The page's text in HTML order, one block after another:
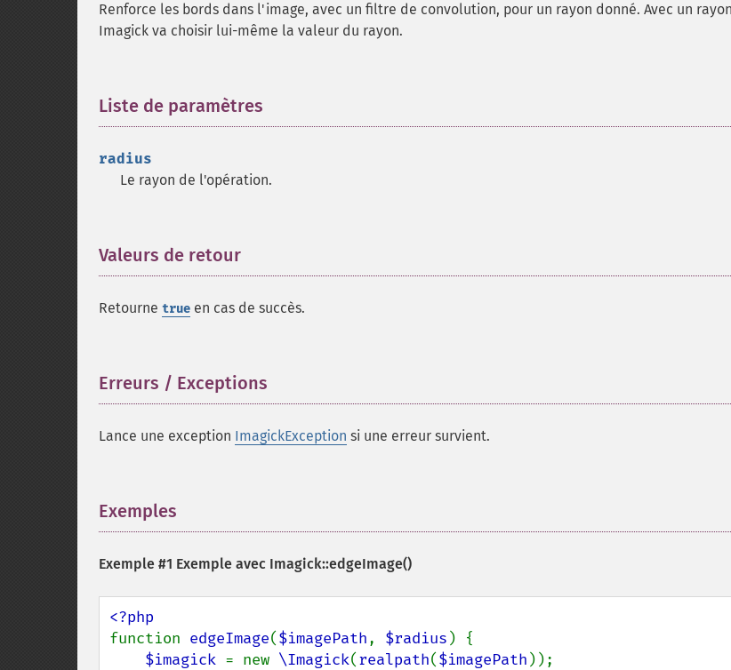
Renforce les bords dans l'image, avec un filtre de convolution, pour un rayon donné. Avec un
Imagick va choisir lui-même la valeur du rayon.
Liste de paramètres
radius
Le rayon de l'opération.
Valeurs de retour
Retourne true en cas de succès.
Erreurs / Exceptions
Lance une exception ImagickException si une erreur survient.
Exemples
Exemple #1 Exemple avec Imagick::edgeImage()
function edgeImage($imagePath, $radius ) {
$imagick = new \Imagick(realpath($imagePath ));